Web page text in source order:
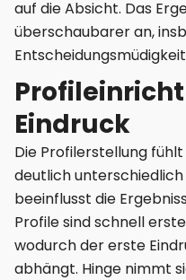
auf die Absicht. Das
überschaubarer an,
Eindruck
Die Profilerstellung
deutlich
beeinflusst die
Profile sind schnell
wodurch der erste
abhängt. Hinge nimmt